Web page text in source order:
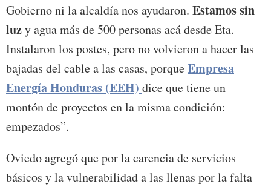
Gobierno ni la alcaldía nos ayudaron. Estamos sin
luzy agua más de 500 personas acá desde Eta.
Instalaron los postes, pero no volvieron a hacer las
bajadas del cable a las casas, porqueEmpresa
Energía Honduras (EEH) dice que tiene un
montón de proyectos en la misma condición:
empezados”.
Oviedo agregó que por la carencia de servicios
básicos y la vulnerabilidad a las llenas por la falta